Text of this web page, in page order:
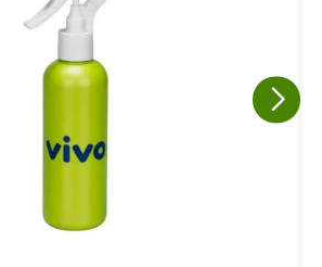
está comprometida a proteger e respeitar
utilizaremos seus dados apenas para fins
Iniciar conversa